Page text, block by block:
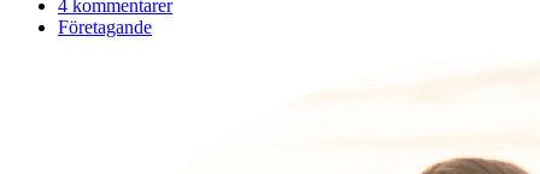
4 kommentarer
Företagande